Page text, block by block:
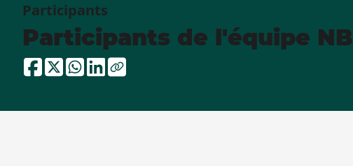
Participants
Participants de l'équipe NB